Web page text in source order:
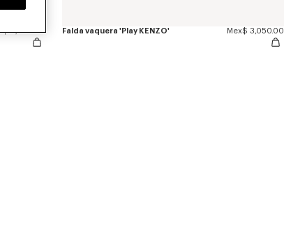
4,400.00 Falda vaquera 'Play KENZO' Mex$ 3,050.00